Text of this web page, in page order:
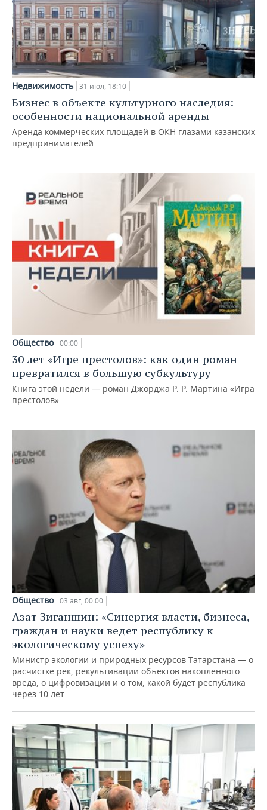
Недвижимость 31 июл, 18:10
Бизнес в объекте культурного наследия:
особенности национальной аренды
Аренда коммерческих площадей в ОКН глазами казанских
предпринимателей
Общество 00:00
30 лет «Игре престолов»: как один роман
превратился в большую субкультуру
Книга этой недели — роман Джорджа Р. Р. Мартина «Игра
престолов»
Общество 03 авг, 00:00
Азат Зиганшин: «Синергия власти, бизнеса,
граждан и науки ведет республику к
экологическому успеху»
Министр экологии и природных ресурсов Татарстана — о
расчистке рек, рекультивации объектов накопленного
вреда, о цифровизации и о том, какой будет республика
через 10 лет